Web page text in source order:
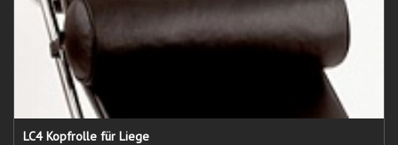
LC4 Kopfrolle für Liege